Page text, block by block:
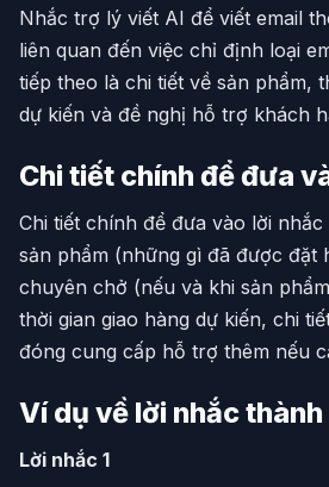
Nhắc trợ lý viết AI để viết email
liên quan đến việc chỉ định loại
tiếp theo là chi tiết về sản phẩm,
dự kiến và đề nghị hỗ trợ khách
Chi tiết chính để đưa
Chi tiết chính để đưa vào lời
sản phẩm (những gì đã được đặt
chuyên chở (nếu và khi sản
thời gian giao hàng dự kiến, chi
đóng cung cấp hỗ trợ thêm nếu
Ví dụ về lời nhắc
Lời nhắc 1